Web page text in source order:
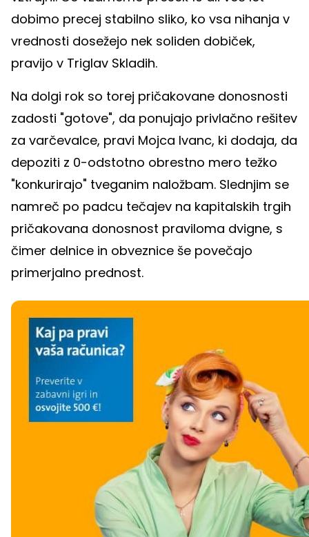
dobimo precej stabilno sliko, ko vsa nihanja v
vrednosti dosežejo nek soliden dobiček,
pravijo v Triglav Skladih.
Na dolgi rok so torej pričakovane donosnosti
zadosti "gotove", da ponujajo privlačno rešitev
za varčevalce, pravi Mojca Ivanc, ki dodaja, da
depoziti z 0-odstotno obrestno mero težko
"konkurirajo" tveganim naložbam. Slednjim se
namreč po padcu tečajev na kapitalskih trgih
pričakovana donosnost praviloma dvigne, s
čimer delnice in obveznice še povečajo
primerjalno prednost.